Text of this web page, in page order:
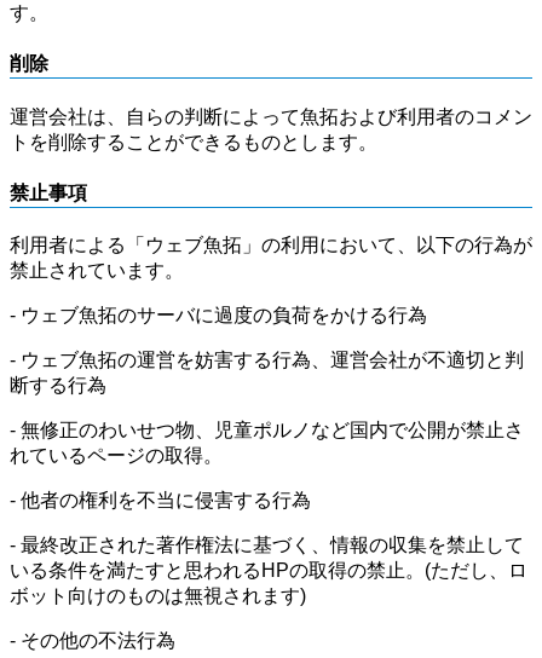
す。
削除
運営会社は、自らの判断によって魚拓および利用者のコメン
トを削除することができるものとします。
禁止事項
利用者による「ウェブ魚拓」の利用において、以下の行為が
禁止されています。
- ウェブ魚拓のサーバに過度の負荷をかける行為
- ウェブ魚拓の運営を妨害する行為、運営会社が不適切と判
断する行為
- 無修正のわいせつ物、児童ポルノなど国内で公開が禁止さ
れているページの取得。
- 他者の権利を不当に侵害する行為
- 最終改正された著作権法に基づく、情報の収集を禁止して
いる条件を満たすと思われるHPの取得の禁止。(ただし、ロ
ボット向けのものは無視されます)
- その他の不法行為